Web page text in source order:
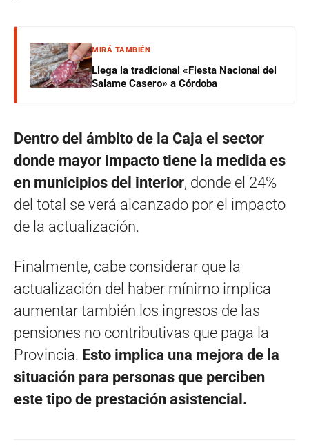
MIRÁ TAMBIÉN
Llega la tradicional «Fiesta Nacional del
Salame Casero» a Córdoba
Dentro del ámbito de la Caja el sector
donde mayor impacto tiene la medida es
en municipios del interior, donde el 24%
del total se verá alcanzado por el impacto
de la actualización.
Finalmente, cabe considerar que la
actualización del haber mínimo implica
aumentar también los ingresos de las
pensiones no contributivas que paga la
Provincia. Esto implica una mejora de la
situación para personas que perciben
este tipo de prestación asistencial.